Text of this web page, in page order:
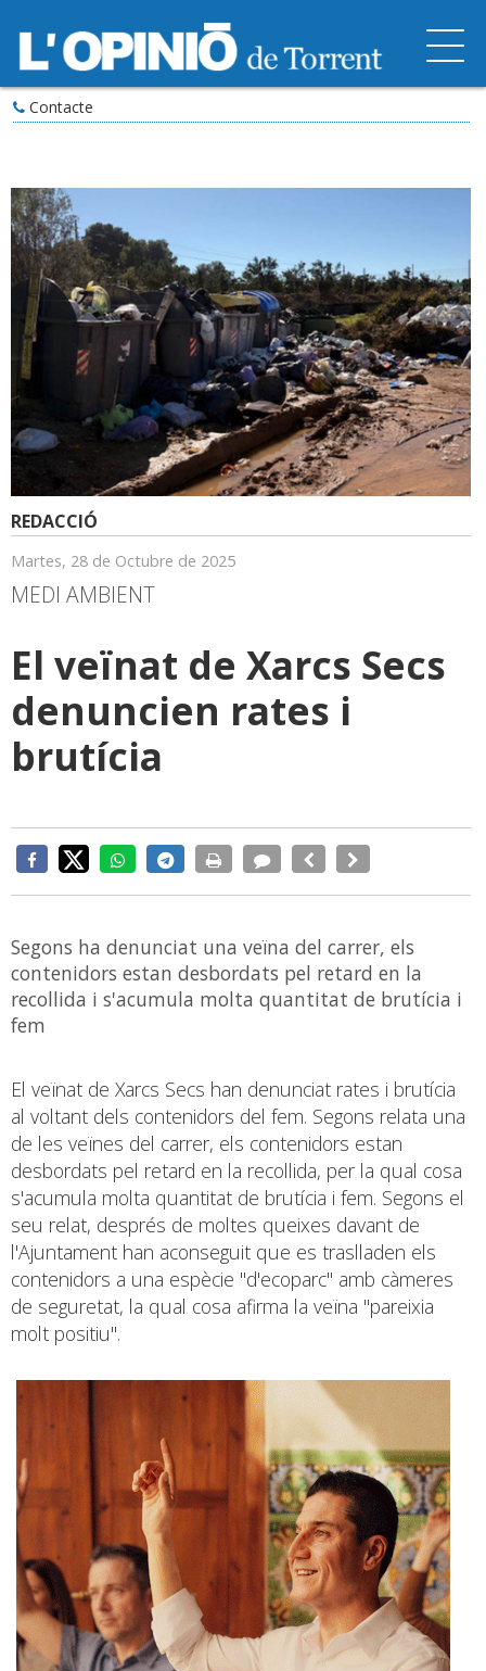
Contacte
REDACCIÓ
Martes, 28 de Octubre de 2025
MEDI AMBIENT
El veïnat de Xarcs Secs
denuncien rates i
brutícia
Segons ha denunciat una veïna del carrer, els
contenidors estan desbordats pel retard en la
recollida i s'acumula molta quantitat de brutícia i
fem
El veïnat de Xarcs Secs han denunciat rates i brutícia
al voltant dels contenidors del fem. Segons relata una
de les veïnes del carrer, els contenidors estan
desbordats pel retard en la recollida, per la qual cosa
s'acumula molta quantitat de brutícia i fem. Segons el
seu relat, després de moltes queixes davant de
l'Ajuntament han aconseguit que es traslladen els
contenidors a una espècie "d'ecoparc" amb càmeres
de seguretat, la qual cosa afirma la veïna "pareixia
molt positiu".